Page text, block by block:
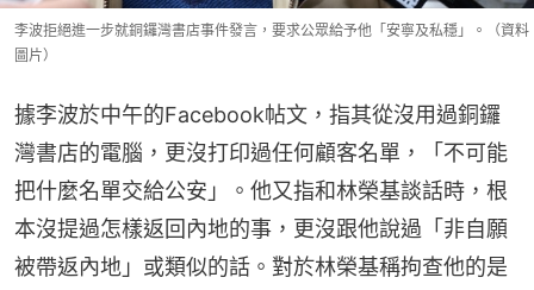
李波拒絕進一步就銅鑼灣書店事件發言，要求公眾給予他「安寧及私穩」。（資料
圖片）
據李波於中午的Facebook帖文，指其從沒用過銅鑼
灣書店的電腦，更沒打印過任何顧客名單，「不可能
把什麼名單交給公安」。他又指和林榮基談話時，根
本沒提過怎樣返回內地的事，更沒跟他說過「非自願
被帶返內地」或類似的話。對於林榮基稱拘查他的是